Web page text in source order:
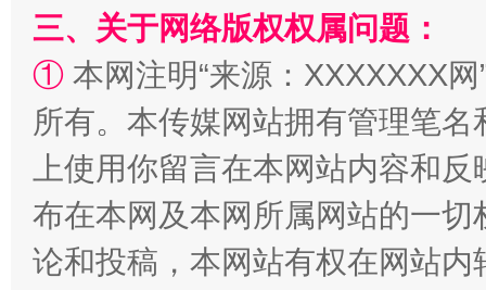
国家大学科技园优化重塑工作
三、关于网络版权权属问题：
① 本网注明“来源：XXXXXXX
所有。本传媒网站拥有管理笔
上使用你留言在本网站内容和
布在本网及本网所属网站的一
论和投稿，本网站有权在网站